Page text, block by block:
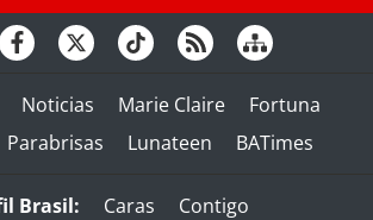
Noticias Marie Claire
Fortuna
Parabrisas Lunateen BATimes
Brasil: Caras
Contigo